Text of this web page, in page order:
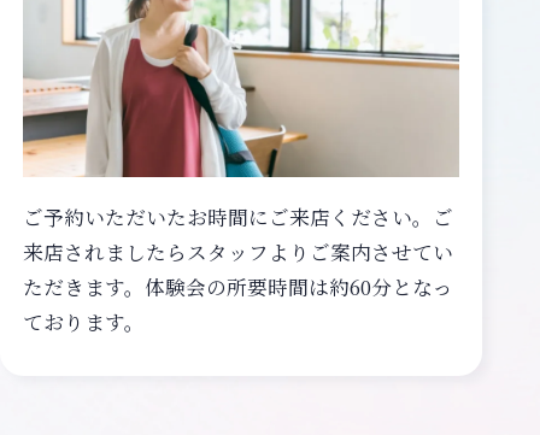
ご予約いただいたお時間にご来店ください。ご
来店されましたらスタッフよりご案内させてい
ただきます。体験会の所要時間は約60分となっ
ております。